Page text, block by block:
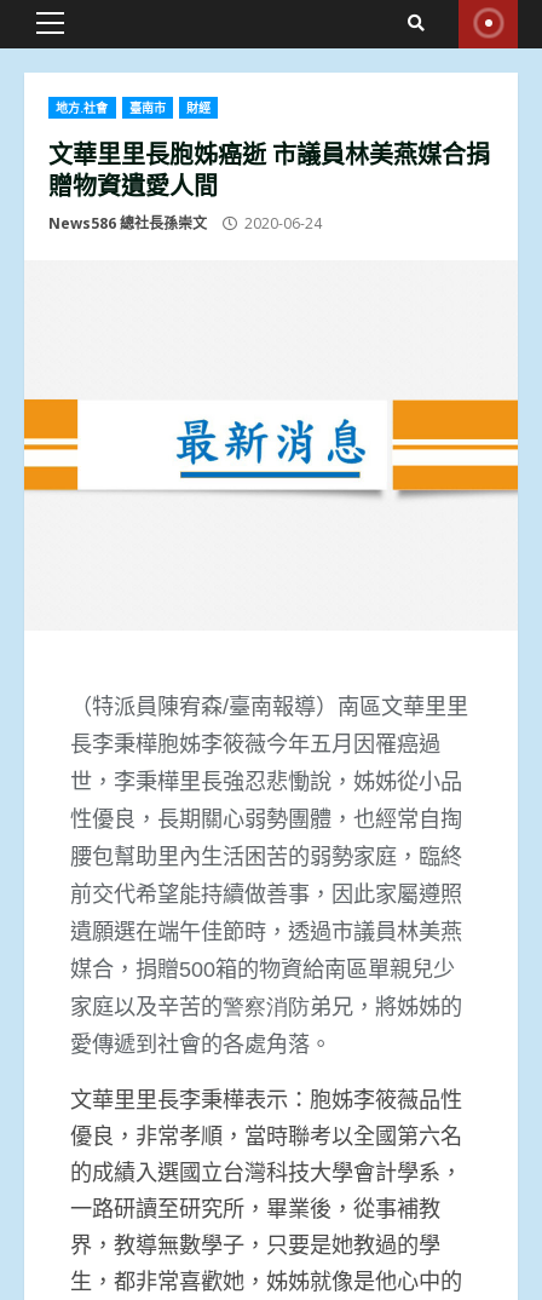
Primary
地方.社會 臺南市 財經
文華里里長胞姊癌逝 市議員林美燕媒合捐
贈物資遺愛人間
News586 總社長孫崇文 2020-06-24
（特派員陳宥森/臺南報導）南區文華里里
長李秉樺胞姊李筱薇今年五月因罹癌過
世，李秉樺里長強忍悲慟說，姊姊從小品
性優良，長期關心弱勢團體，也經常自掏
腰包幫助里內生活困苦的弱勢家庭，臨終
前交代希望能持續做善事，因此家屬遵照
遺願選在端午佳節時，透過市議員林美燕
媒合，捐贈500箱的物資給南區單親兒少
家庭以及辛苦的警察消防弟兄，將姊姊的
愛傳遞到社會的各處角落。
文華里里長李秉樺表示：胞姊李筱薇品性
優良，非常孝順，當時聯考以全國第六名
的成績入選國立台灣科技大學會計學系，
一路研讀至研究所，畢業後，從事補教
界，教導無數學子，只要是她教過的學
生，都非常喜歡她，姊姊就像是他心中的